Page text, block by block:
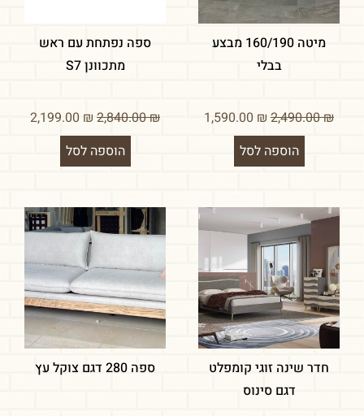
מיטה 160/190 מבצע
בבלי
₪
2,490.00
₪
הוספה לסל
ספה נפתחת עם ראש
מתכוונן S7
₪
2,840.00
₪
הוספה לסל
חדר שינה זוגי קומפלט
דגם סינוס
ספה 280 דגם צוקל עץ